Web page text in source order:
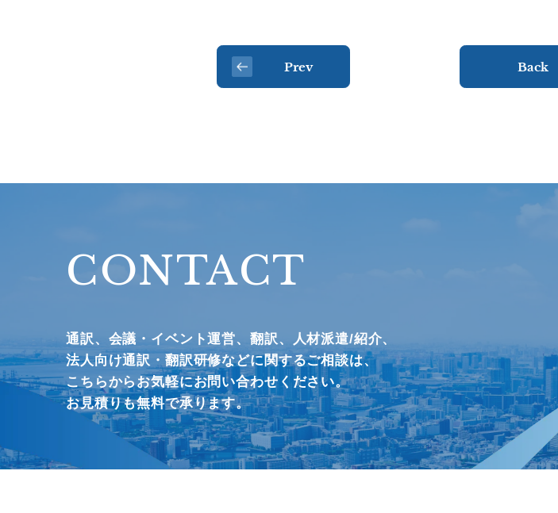
Prev Back
CONTACT
通訳、会議・イベント運営、 翻訳、人材派遣/紹介、
法人向け通訳・翻訳研修などに関するご相談は、
こちらからお気軽にお問い合わせください。
お見積りも無料で承ります。